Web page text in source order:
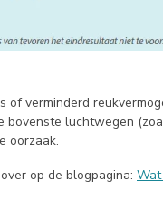
verminderd
luchtwegen
oorzaak.
op de blogpagina: Wat